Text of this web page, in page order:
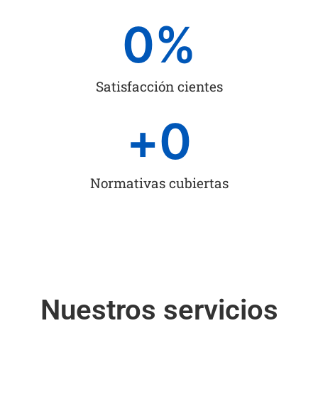
Satisfacción cientes
0%
Normativas cubiertas
+0
Nuestros servicios